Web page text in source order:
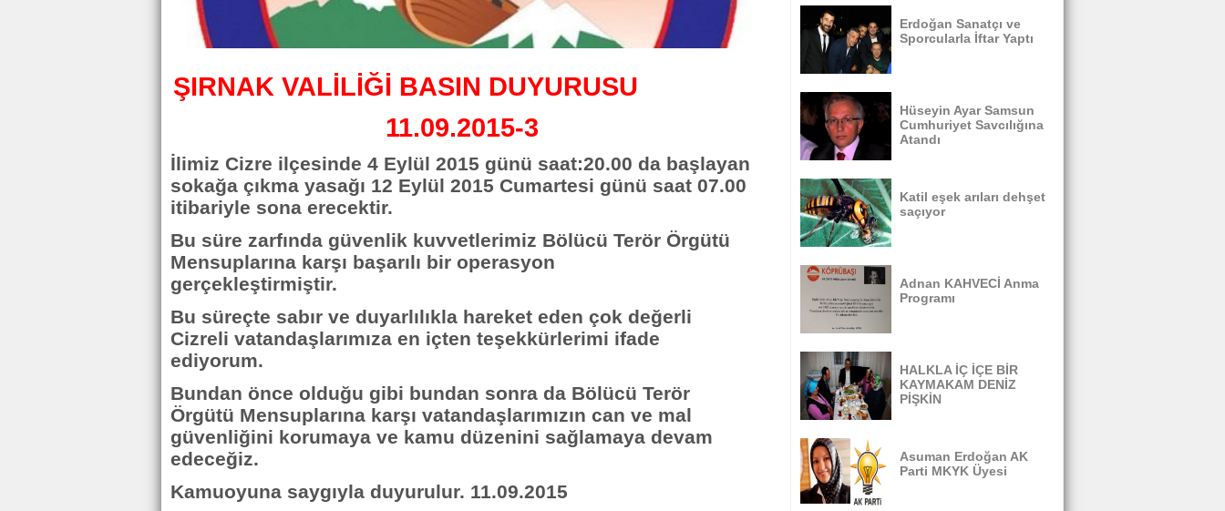
ŞIRNAK VALİLİĞİ BASIN DUYURUSU
11.09.2015-3
İlimiz Cizre ilçesinde 4 Eylül 2015 günü saat:20.00 da başlayan
sokağa çıkma yasağı 12 Eylül 2015 Cumartesi günü saat 07.00
itibariyle sona erecektir.
Bu süre zarfında güvenlik kuvvetlerimiz Bölücü Terör Örgütü
Mensuplarına karşı başarılı bir operasyon
gerçekleştirmiştir.
Bu süreçte sabır ve duyarlılıkla hareket eden çok değerli
Cizreli vatandaşlarımıza en içten teşekkürlerimi ifade
ediyorum.
Bundan önce olduğu gibi bundan sonra da Bölücü Terör
Örgütü Mensuplarına karşı vatandaşlarımızın can ve mal
güvenliğini korumaya ve kamu düzenini sağlamaya devam
edeceğiz.
Kamuoyuna saygıyla duyurulur. 11.09.2015
Erdoğan Sanatçı ve
Sporcularla İftar Yaptı
Hüseyin Ayar Samsun
Cumhuriyet Savcılığına
Atandı
Katil eşek arıları dehşet
saçıyor
Adnan KAHVECİ Anma
Programı
HALKLA İÇ İÇE BİR
KAYMAKAM DENİZ
PİŞKİN
Asuman Erdoğan AK
Parti MKYK Üyesi